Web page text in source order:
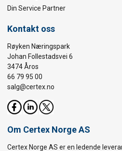
Din Service Partner
Kontakt oss
Røyken Næringspark
Johan Follestadsvei 6
3474 Åros
66 79 95 00
salg@certex.no
Om Certex Norge AS
Certex Norge AS er en ledende